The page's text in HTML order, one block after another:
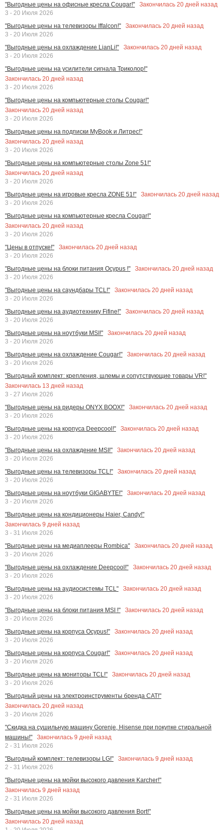
"Выгодные цены на офисные кресла Cougar!" Закончилась 20 дней назад
3 - 20 Июля 2026
"Выгодные цены на телевизоры Iffalcon!"
Закончилась 20 дней назад
3 - 20 Июля 2026
"Выгодные цены на охлаждение LianLi!"
Закончилась 20 дней назад
3 - 20 Июля 2026
"Выгодные цены на усилители сигнала Триколор!"
Закончилась 20 дней назад
3 - 20 Июля 2026
"Выгодные цены на компьютерные столы Cougar!"
Закончилась 20 дней назад
3 - 20 Июля 2026
"Выгодные цены на подписки MyBook и Литрес!"
Закончилась 20 дней назад
3 - 20 Июля 2026
"Выгодные цены на компьютерные столы Zone 51!"
Закончилась 20 дней назад
3 - 20 Июля 2026
"Выгодные цены на игровые кресла ZONE 51!"
Закончилась 20 дней назад
3 - 20 Июля 2026
"Выгодные цены на компьютерные кресла Cougar!"
Закончилась 20 дней назад
3 - 20 Июля 2026
"Цены в отпуске!"
Закончилась 20 дней назад
3 - 20 Июля 2026
"Выгодные цены на блоки питания Ocypus !"
Закончилась 20 дней назад
3 - 20 Июля 2026
"Выгодные цены на саундбары TCL!"
Закончилась 20 дней назад
3 - 20 Июля 2026
"Выгодные цены на аудиотехнику Fifine!"
Закончилась 20 дней назад
3 - 20 Июля 2026
"Выгодные цены на ноутбуки MSI!"
Закончилась 20 дней назад
3 - 20 Июля 2026
"Выгодные цены на охлаждение Cougar!"
Закончилась 20 дней назад
3 - 20 Июля 2026
"Выгодный комплект: крепления, шлемы и сопутствующие товары VR!"
Закончилась 13 дней назад
3 - 27 Июля 2026
"Выгодные цены на ридеры ONYX BOOX!"
Закончилась 20 дней назад
3 - 20 Июля 2026
"Выгодные цены на корпуса Deepcool!"
Закончилась 20 дней назад
3 - 20 Июля 2026
"Выгодные цены на охлаждение MSI!"
Закончилась 20 дней назад
3 - 20 Июля 2026
"Выгодные цены на телевизоры TCL!"
Закончилась 20 дней назад
3 - 20 Июля 2026
"Выгодные цены на ноутбуки GIGABYTE!"
Закончилась 20 дней назад
3 - 20 Июля 2026
"Выгодные цены на кондиционеры Haier, Candy!"
Закончилась 9 дней назад
3 - 31 Июля 2026
"Выгодные цены на медиаплееры Rombica"
Закончилась 20 дней назад
3 - 20 Июля 2026
"Выгодные цены на охлаждение Deepcool!"
Закончилась 20 дней назад
3 - 20 Июля 2026
"Выгодные цены на аудиосистемы TCL"
Закончилась 20 дней назад
3 - 20 Июля 2026
"Выгодные цены на блоки питания MSI !"
Закончилась 20 дней назад
3 - 20 Июля 2026
"Выгодные цены на корпуса Ocypus!"
Закончилась 20 дней назад
3 - 20 Июля 2026
"Выгодные цены на корпуса Cougar!"
Закончилась 20 дней назад
3 - 20 Июля 2026
"Выгодные цены на мониторы TCL!"
Закончилась 20 дней назад
3 - 20 Июля 2026
"Выгодный цены на электроинструменты бренда CAT!"
Закончилась 20 дней назад
3 - 20 Июля 2026
"Скидка на сушильную машину Gorenje, Hisense при покупке стиральной
машины!"
Закончилась 9 дней назад
2 - 31 Июля 2026
"Выгодный комплект: телевизоры LG!"
Закончилась 9 дней назад
2 - 31 Июля 2026
"Выгодные цены на мойки высокого давления Karcher!"
Закончилась 9 дней назад
2 - 31 Июля 2026
"Выгодные цены на мойки высокого давления Bort!"
Закончилась 20 дней назад